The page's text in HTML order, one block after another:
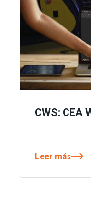
CWS: CEA
Leer más